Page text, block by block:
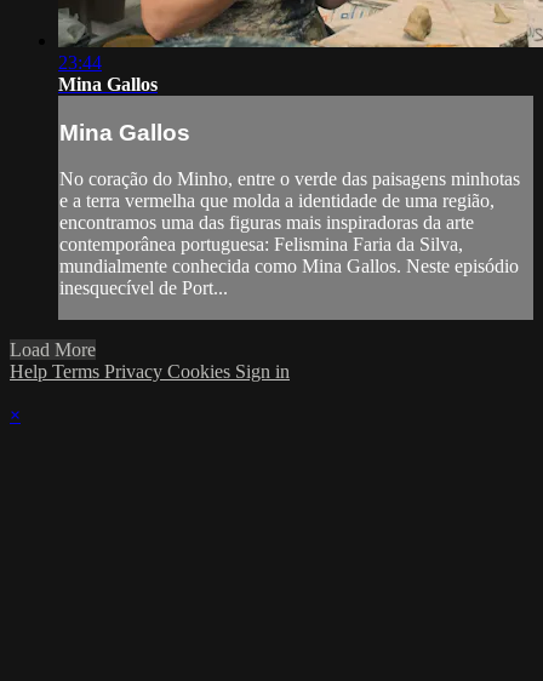
23:44
Mina Gallos
Mina Gallos
No coração do Minho, entre o verde das paisagens minhotas
e a terra vermelha que molda a identidade de uma região,
encontramos uma das figuras mais inspiradoras da arte
contemporânea portuguesa: Felismina Faria da Silva,
mundialmente conhecida como Mina Gallos. Neste episódio
inesquecível de Port...
Load More
Help Terms Privacy Cookies Sign in
×